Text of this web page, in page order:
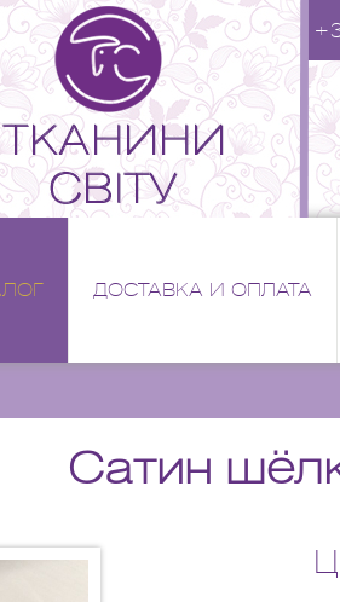
ДОСТАВКА И ОПЛАТА
Сатин